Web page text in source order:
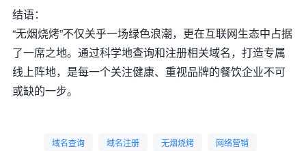
结语：
“无烟烧烤”不仅关乎一场绿色浪潮，更在互联网生态中占据
了一席之地。通过科学地查询和注册相关域名，打造专属
线上阵地，是每一个关注健康、重视品牌的餐饮企业不可
或缺的一步。
域名查询 域名注册 无烟烧烤 网络营销